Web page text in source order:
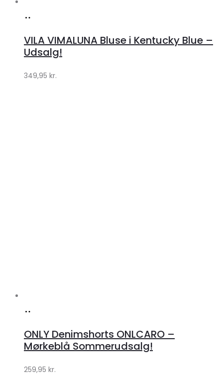
Klædeskabet.dk
VILA VIMALUNA Bluse i Kentucky Blue –
Udsalg!
349,95 kr.
Klædeskabet.dk
ONLY Denimshorts ONLCARO –
Mørkeblå Sommerudsalg!
259,95 kr.